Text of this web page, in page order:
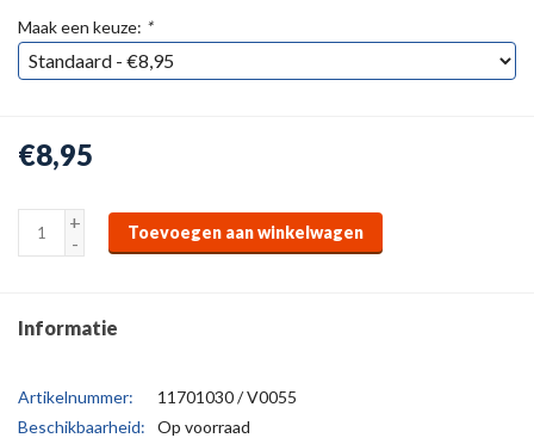
Maak een keuze: *
€8,95
+
-
Toevoegen aan winkelwagen
Informatie
Artikelnummer:
11701030 / V0055
Beschikbaarheid:
Op voorraad